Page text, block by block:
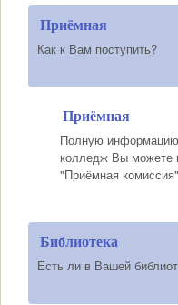
Приёмная
Как к Вам поступить?
Приёмная
Полную
колледж Вы можете
"Приёмная
Библиотека
Есть ли в Вашей